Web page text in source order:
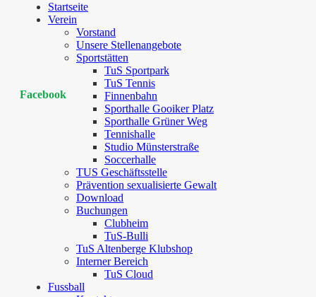
Startseite
Verein
Vorstand
Unsere Stellenangebote
Sportstätten
TuS Sportpark
TuS Tennis
Finnenbahn
Sporthalle Gooiker Platz
Sporthalle Grüner Weg
Tennishalle
Studio Münsterstraße
Soccerhalle
TUS Geschäftsstelle
Prävention sexualisierte Gewalt
Download
Buchungen
Clubheim
TuS-Bulli
TuS Altenberge Klubshop
Interner Bereich
TuS Cloud
Fussball
Facebook